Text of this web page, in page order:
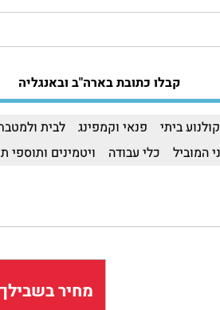
קבלו כתובת בארה"ב ובאנגליה
קולנוע ביתי פנאי וקמפינג לבית
כלי עבודה ויטמינים ותוספי
מחיר